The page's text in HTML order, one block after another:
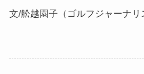
文/舩越園子（ゴルフジャーナリ